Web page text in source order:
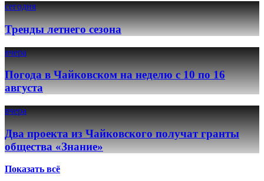
сегодня
Тренды летнего сезона
вчера
Погода в Чайковском на неделю с 10 по 16
августа
вчера
Два проекта из Чайковского получат гранты
общества «Знание»
Показать всё